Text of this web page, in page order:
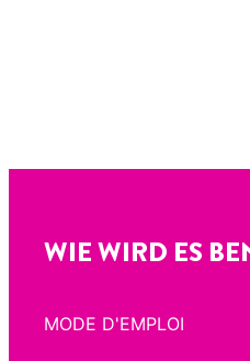
WIE WIRD ES
MODE D'EMPLOI